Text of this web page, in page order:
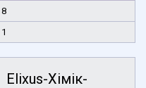
8
1
Elixus-Хімік-